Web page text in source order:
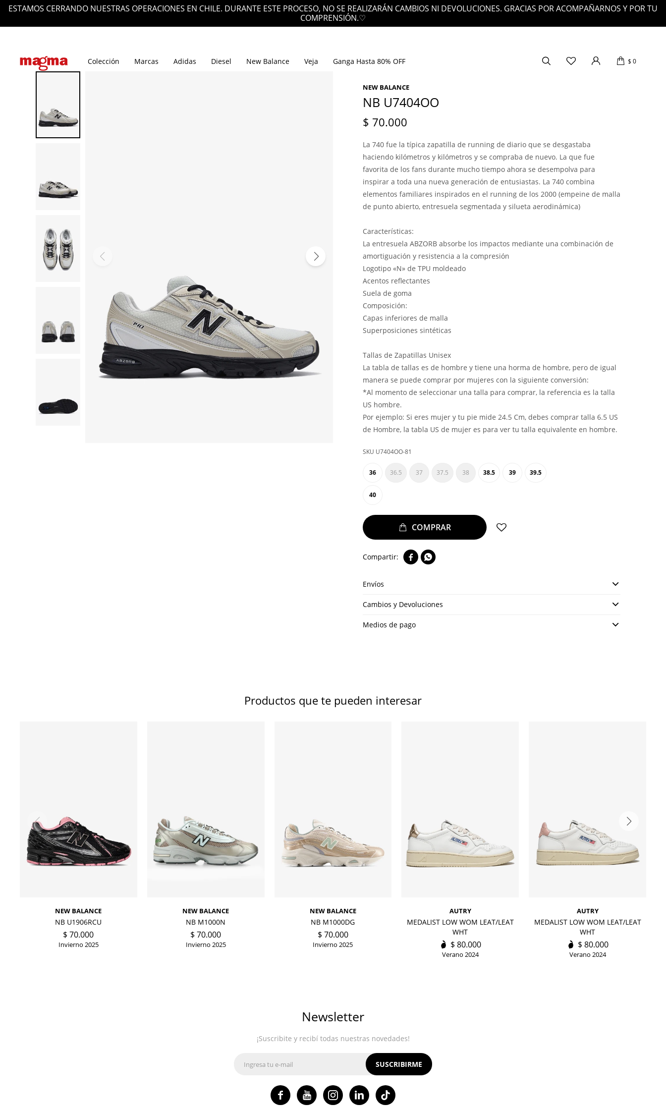
ESTAMOS CERRANDO NUESTRAS OPERACIONES EN CHILE. DURANTE ESTE PROCESO, NO SE REALIZARÁN CAMBIOS NI DEVOLUCIONES. GRACIAS POR ACOMPAÑARNOS Y POR TU
COMPRENSIÓN.♡
Colección Marcas Adidas Diesel New Balance Veja Ganga Hasta 80% OFF $ 0
NEW BALANCE
NB U7404OO
$ 70.000
La 740 fue la típica zapatilla de running de diario que se desgastaba
haciendo kilómetros y kilómetros y se compraba de nuevo. La que fue
favorita de los fans durante mucho tiempo ahora se desempolva para
inspirar a toda una nueva generación de entusiastas. La 740 combina
elementos familiares inspirados en el running de los 2000 (empeine de malla
de punto abierto, entresuela segmentada y silueta aerodinámica)
Características:
La entresuela ABZORB absorbe los impactos mediante una combinación de
amortiguación y resistencia a la compresión
Logotipo «N» de TPU moldeado
Acentos reflectantes
Suela de goma
Composición:
Capas inferiores de malla
Superposiciones sintéticas
Tallas de Zapatillas Unisex
La tabla de tallas es de hombre y tiene una horma de hombre, pero de igual
manera se puede comprar por mujeres con la siguiente conversión:
*Al momento de seleccionar una talla para comprar, la referencia es la talla
US hombre.
Por ejemplo: Si eres mujer y tu pie mide 24.5 Cm, debes comprar talla 6.5 US
de Hombre, la tabla US de mujer es para ver tu talla equivalente en hombre.
U7404OO-81
36 36.5 37 37.5 38 38.5 39 39.5
40
 
Envíos
Cambios y Devoluciones
Medios de pago
Productos que te pueden interesar
NEW BALANCE
NB U1906RCU
$ 70.000
Invierno 2025
NEW BALANCE
NB M1000N
$ 70.000
Invierno 2025
NEW BALANCE
NB M1000DG
$ 70.000
Invierno 2025
AUTRY
MEDALIST LOW WOM LEAT/LEAT
WHT
$ 80.000
Verano 2024
AUTRY
MEDALIST LOW WOM LEAT/LEAT
WHT
$ 80.000
Verano 2024
Newsletter
¡Suscribite y recibí todas nuestras novedades!
SUSCRIBIRME
   